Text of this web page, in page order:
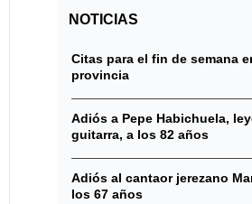
NOTICIAS
Citas para el fin de semana
provincia
Adiós a Pepe Habichuela,
guitarra, a los 82 años
Adiós al cantaor jerezano
los 67 años